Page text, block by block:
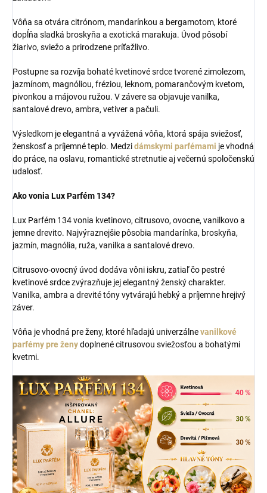
Vôňa sa otvára citrónom, mandarínkou a bergamotom, ktoré
dopĺňa sladká broskyňa a exotická marakuja. Úvod pôsobí
žiarivo, sviežo a prirodzene príťažlivo.
Postupne sa rozvíja bohaté kvetinové srdce tvorené zimolezom,
jazmínom, magnóliou, fréziou, lek­nom, pomarančovým kvetom,
pivonkou a májovou ružou. V závere sa objavuje vanilka,
santalové drevo, ambra, vetiver a pačuli.
Výsledkom je elegantná a vyvážená vôňa, ktorá spája sviežosť,
ženskosť a príjemné teplo. Medzidámskymi parfémami je vhodná
do práce, na oslavu, romantické stretnutie aj večernú spoločenskú
udalosť.
Ako vonia Lux Parfém 134?
Lux Parfém 134 vonia kvetinovo, citrusovo, ovocne, vanilkovo a
jemne drevito. Najvýraznejšie pôsobia mandarínka, broskyňa,
jazmín, magnólia, ruža, vanilka a santalové drevo.
Citrusovo-ovocný úvod dodáva vôni iskru, zatiaľ čo pestré
kvetinové srdce zvýrazňuje jej elegantný ženský charakter.
Vanilka, ambra a drevité tóny vytvárajú hebký a príjemne hrejivý
záver.
Vôňa je vhodná pre ženy, ktoré hľadajú univerzálnevanilkové
parfémy pre ženydoplnené citrusovou sviežosťou a bohatými
kvetmi.